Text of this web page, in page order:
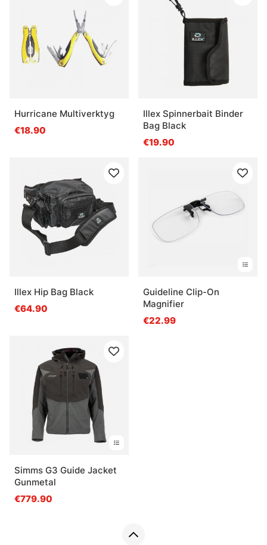
Hurricane Multiverktyg
€18.90
Illex Spinnerbait Binder
Bag Black
€19.90
Illex Hip Bag Black
€64.90
Guideline Clip-On
Magnifier
€22.99
Simms G3 Guide Jacket
Gunmetal
€779.90